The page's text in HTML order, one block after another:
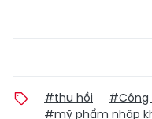
#thu hồi
#Công
#mỹ phẩm nhập